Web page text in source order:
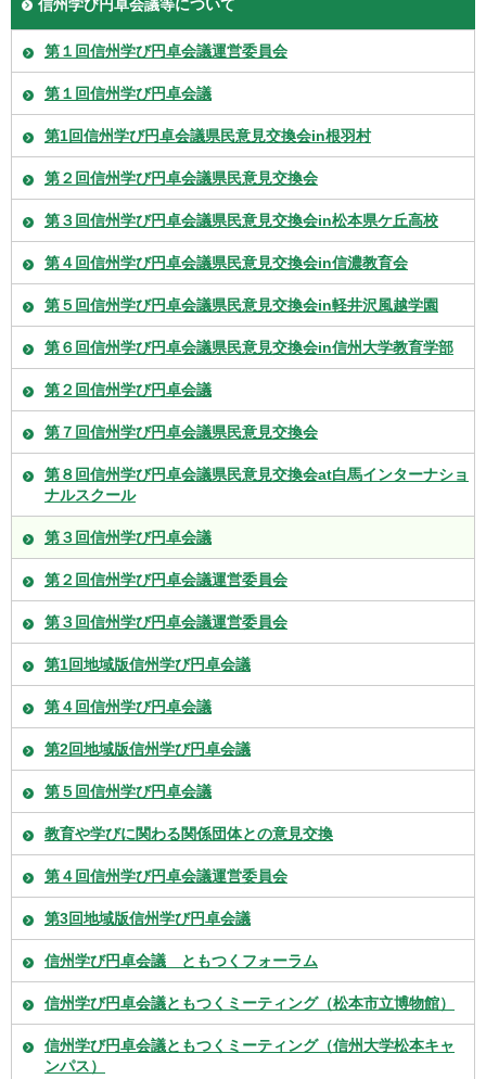
信州学び円卓会議等について
第１回信州学び円卓会議運営委員会
第１回信州学び円卓会議
第1回信州学び円卓会議県民意見交換会in根羽村
第２回信州学び円卓会議県民意見交換会
第３回信州学び円卓会議県民意見交換会in松本県ケ丘高校
第４回信州学び円卓会議県民意見交換会in信濃教育会
第５回信州学び円卓会議県民意見交換会in軽井沢風越学園
第６回信州学び円卓会議県民意見交換会in信州大学教育学部
第２回信州学び円卓会議
第７回信州学び円卓会議県民意見交換会
第８回信州学び円卓会議県民意見交換会at白馬インターナショ
ナルスクール
第３回信州学び円卓会議
第２回信州学び円卓会議運営委員会
第３回信州学び円卓会議運営委員会
第1回地域版信州学び円卓会議
第４回信州学び円卓会議
第2回地域版信州学び円卓会議
第５回信州学び円卓会議
教育や学びに関わる関係団体との意見交換
第４回信州学び円卓会議運営委員会
第3回地域版信州学び円卓会議
信州学び円卓会議 ともつくフォーラム
信州学び円卓会議ともつくミーティング（松本市立博物館）
信州学び円卓会議ともつくミーティング（信州大学松本キャ
ンパス）